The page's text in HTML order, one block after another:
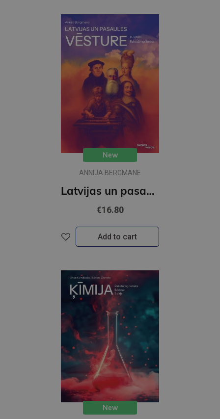
New
ANNIJA BERGMANE
Latvijas un pasaules vēsture 8. klasei Rakstāmgrāmata
€16.80
Add to cart
New